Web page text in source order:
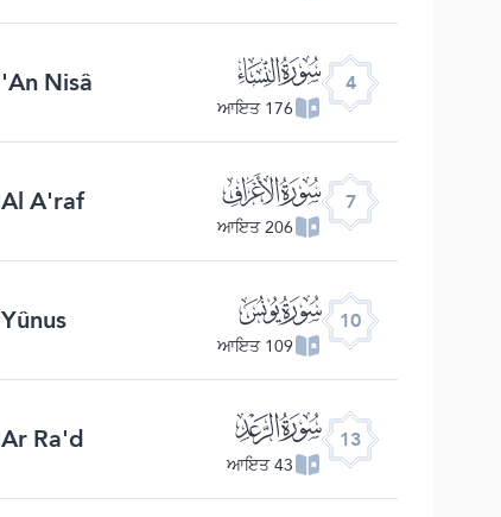
4 ﮐ
176 ਆਇਤ
An Nisâ'
7 ﮓ
206 ਆਇਤ
Al A'raf
10 ﮖ
109 ਆਇਤ
Yûnus
13 ﮙ
43 ਆਇਤ
Ar Ra'd